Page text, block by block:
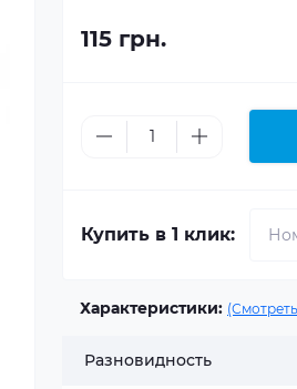
115 грн.
Купить в 1 клик:
Характеристики:
Разновидность